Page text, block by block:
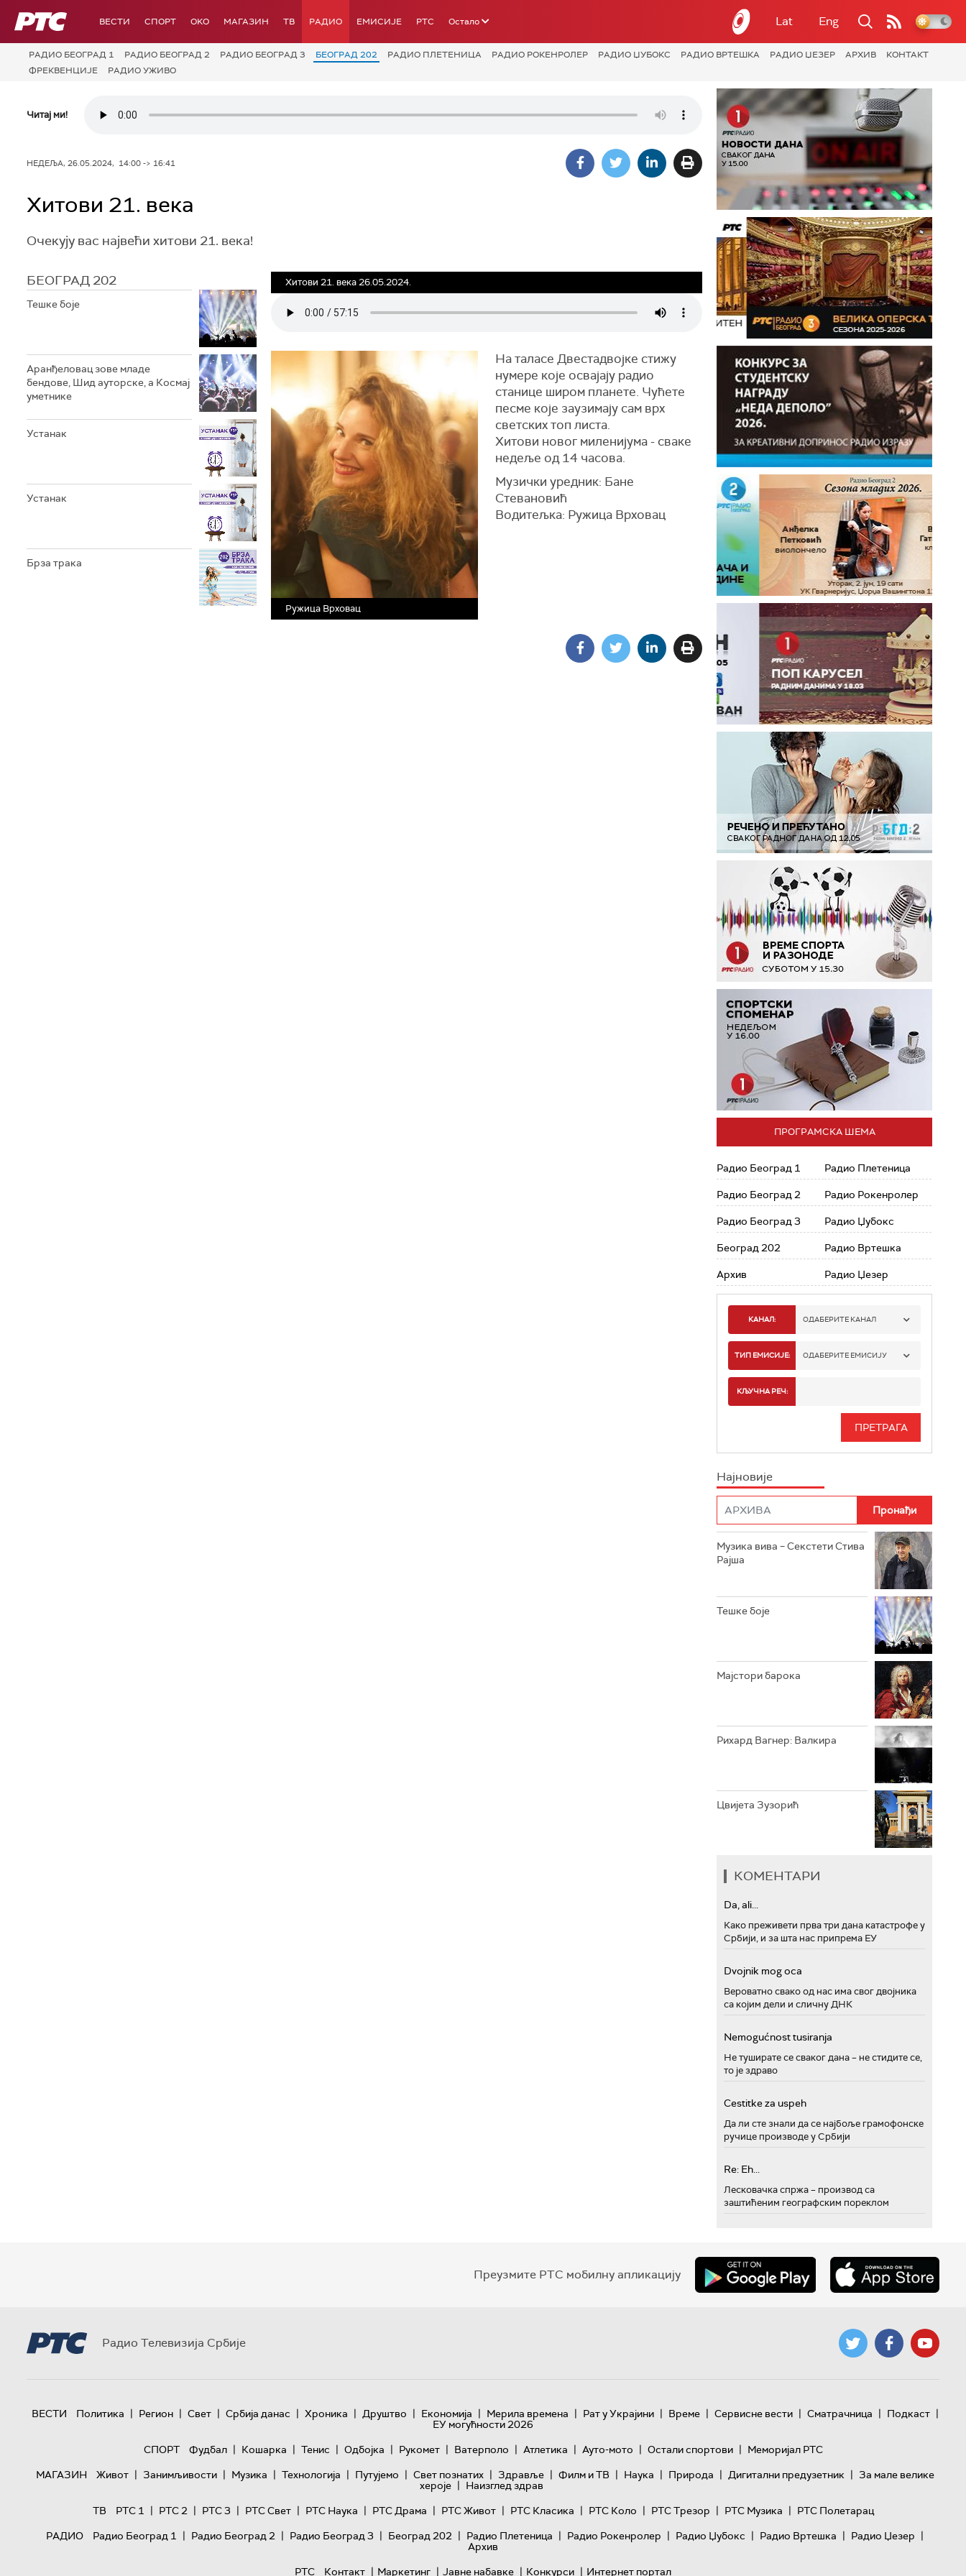
РТС ВЕСТИ СПОРТ OKO МАГАЗИН ТВ РАДИО ЕМИСИЈЕ РТС Остало Lat Eng
РАДИО БЕОГРАД 1 РАДИО БЕОГРАД 2 РАДИО БЕОГРАД 3 БЕОГРАД 202 РАДИО ПЛЕТЕНИЦА РАДИО РОКЕНРОЛЕР РАДИО ЏУБОКС РАДИО ВРТЕШКА РАДИО ЏЕЗЕР АРХИВ
КОНТАКТ
ФРЕКВЕНЦИЈЕ
РАДИО УЖИВО
Читај ми!
НЕДЕЉА, 26.05.2024, 14:00 -> 16:41
Хитови 21. века
Очекују вас највећи хитови 21. века!
БЕОГРАД 202
Тешке боје
Аранђеловац зове младе
бендове, Шид ауторске, а Космај
уметнике
Устанак
Устанак
Брза трака
Хитови 21. века 26.05.2024.
Ружица Врховац
На таласе Двестадвојке стижу
нумере које освајају радио
станице широм планете. Чућете
песме које заузимају сам врх
светских топ листа.
Хитови новог миленијума - сваке
недеље од 14 часова.
Музички уредник: Бане
Стевановић
Водитељка: Ружица Врховац
ПРОГРАМСКА ШЕМА
Радио Београд 1
Радио Београд 2
Радио Београд 3
Београд 202
Архив
Радио Плетеница
Радио Рокенролер
Радио Џубокс
Радио Вртешка
Радио Џезер
КАНАЛ: ОДАБЕРИТЕ КАНАЛ
РАДИО БЕОГРАД 1
РАДИО БЕОГРАД 3
РАДИО РОКЕНРОЛЕР
РАДИО ЏУБОКС
РАДИО ВРТЕШКА
РАДИО ЏЕЗЕР
ТИП ЕМИСИЈЕ: ОДАБЕРИТЕ ЕМИСИЈУ
ИНФО
КЉУЧНА РЕЧ:
Најновије
Музика вива – Секстети Стива
Рајша
Тешке боје
Мајстори барока
Рихард Вагнер: Валкира
Цвијета Зузорић
КОМЕНТАРИ
Da, ali...
Како преживети прва три дана катастрофе у
Србији, и за шта нас припрема ЕУ
Dvojnik mog oca
Вероватно свако од нас има свог двојника
са којим дели и сличну ДНК
Nemogućnost tusiranja
Не туширате се сваког дана – не стидите се,
то је здраво
Cestitke za uspeh
Да ли сте знали да се најбоље грамофонске
ручице производе у Србији
Re: Eh...
Лесковачка спржа – производ са
заштићеним географским пореклом
Преузмите РТС мобилну апликацију
Радио Телевизија Србије
ВЕСТИ Политика | Регион | Свет | Србија данас | Хроника | Друштво | Економија | Мерила времена | Рат у Украјини | Време | Сервисне вести | Сматрачница | Подкаст |
ЕУ могућности 2026
СПОРТ
Фудбал | Кошарка | Тенис | Одбојка | Рукомет | Ватерполо | Атлетика | Ауто-мото | Остали спортови | Меморијал РТС
МАГАЗИН
Живот | Занимљивости | Музика | Технологијa | Путујемо | Свет познатих | Здравље | Филм и ТВ | Наука | Природа | Дигитални предузетник | За мале велике
хероје | Наизглед здрав
ТВ
РТС 1 | РТС 2 | РТС 3 | РТС Свет | РТС Наука | РТС Драма | РТС Живот | РТС Класика | РТС Коло | РТС Трезор | РТС Музика | РТС Полетарац
РАДИО
Радио Београд 1 | Радио Београд 2 | Радио Београд 3 | Београд 202 | Радио Плетеница | Радио Рокенролер | Радио Џубокс | Радио Вртешка | Радио Џезер |
Архив
РТС
Контакт | Маркетинг | Јавне набавке | Конкурси | Интернет портал